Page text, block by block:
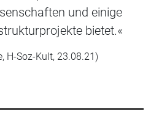
und einige
bietet.«
H-Soz-Kult, 23.08.21)